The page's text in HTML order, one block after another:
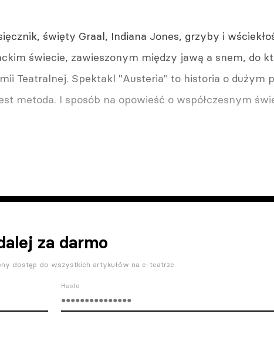
święty Graal, Indiana Jones, grzyby i
świecie, zawieszonym między jawą a snem, do
Teatralnej. Spektakl "Austeria" to historia o dużym
metoda. I sposób na opowieść o współczesnym
za darmo
dostęp do wszystkich artykułów na e-teatrze.
Haslo